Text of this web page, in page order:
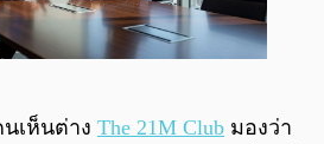
เห็นต่าง The 21M Club มองว่า